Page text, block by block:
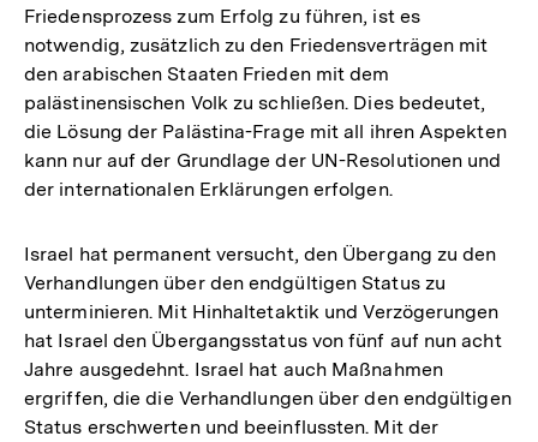
Friedensprozess zum Erfolg zu führen, ist es
notwendig, zusätzlich zu den Friedensverträgen mit
den arabischen Staaten Frieden mit dem
palästinensischen Volk zu schließen. Dies bedeutet,
die Lösung der Palästina-Frage mit all ihren Aspekten
kann nur auf der Grundlage der UN-Resolutionen und
der internationalen Erklärungen erfolgen.
Israel hat permanent versucht, den Übergang zu den
Verhandlungen über den endgültigen Status zu
unterminieren. Mit Hinhaltetaktik und Verzögerungen
hat Israel den Übergangsstatus von fünf auf nun acht
Jahre ausgedehnt. Israel hat auch Maßnahmen
ergriffen, die die Verhandlungen über den endgültigen
Status erschwerten und beeinflussten. Mit der